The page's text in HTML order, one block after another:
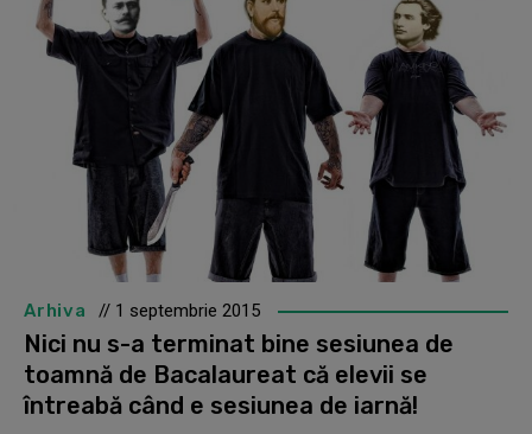
Arhiva // 1 septembrie 2015
Nici nu s-a terminat bine sesiunea de
toamnă de Bacalaureat că elevii se
întreabă când e sesiunea de iarnă!